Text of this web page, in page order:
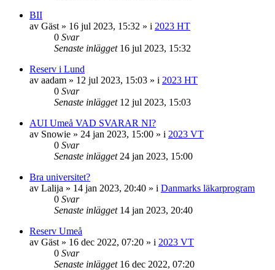
BII
av Gäst » 16 jul 2023, 15:32 » i 2023 HT
0 Svar
Senaste inlägget 16 jul 2023, 15:32
Reserv i Lund
av aadam » 12 jul 2023, 15:03 » i 2023 HT
0 Svar
Senaste inlägget 12 jul 2023, 15:03
AUI Umeå VAD SVARAR NI?
av Snowie » 24 jan 2023, 15:00 » i 2023 VT
0 Svar
Senaste inlägget 24 jan 2023, 15:00
Bra universitet?
av Lalija » 14 jan 2023, 20:40 » i Danmarks läkarprogram
0 Svar
Senaste inlägget 14 jan 2023, 20:40
Reserv Umeå
av Gäst » 16 dec 2022, 07:20 » i 2023 VT
0 Svar
Senaste inlägget 16 dec 2022, 07:20